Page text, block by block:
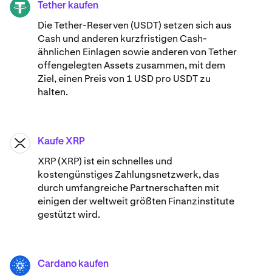
USDT Tether kaufen
Die Tether-Reserven (USDT) setzen sich aus
Cash und anderen kurzfristigen Cash-
ähnlichen Einlagen sowie anderen von Tether
offengelegten Assets zusammen, mit dem
Ziel, einen Preis von 1 USD pro USDT zu
halten.
XRP Kaufe XRP
XRP (XRP) ist ein schnelles und
kostengünstiges Zahlungsnetzwerk, das
durch umfangreiche Partnerschaften mit
einigen der weltweit größten Finanzinstitute
gestützt wird.
ADA Cardano kaufen